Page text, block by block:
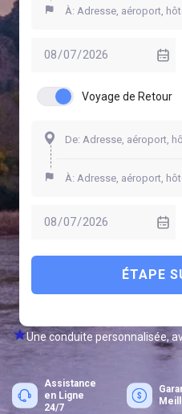
Voyage de Retour
ÉTAPE
Une conduite personnalisée,
Assistance
en Ligne
24/7